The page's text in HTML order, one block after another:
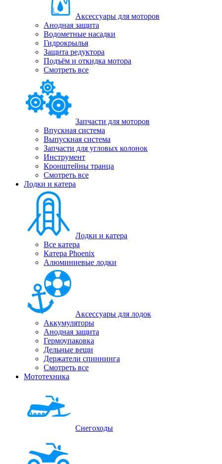
Аксессуары для моторов
Анодная защита
Водометные насадки
Гидрокрылья
Защита редуктора
Подъём и откидка мотора
Смотреть все
Запчасти для моторов
Впускная система
Выпускная система
Запчасти для угловых колонок
Инструмент
Кронштейны транца
Смотреть все
Лодки и катера
Лодки и катера
Все катера
Катера Phoenix
Алюминиевые лодки
Аксессуары для лодок
Аккумуляторы
Анодная защита
Гермоупаковка
Дельные вещи
Держатели спиннинга
Смотреть все
Мототехника
Снегоходы